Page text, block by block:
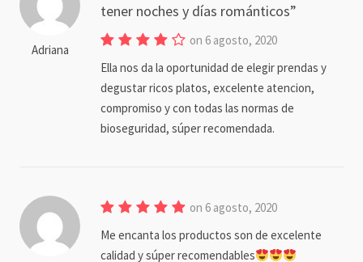
Adriana
tener noches y días románticos
on 6 agosto, 2020
Ella nos da la oportunidad de elegir prendas y
degustar ricos platos, excelente atencion,
compromiso y con todas las normas de
bioseguridad, súper recomendada.
on 6 agosto, 2020
Me encanta los productos son de excelente
calidad y súper recomendables